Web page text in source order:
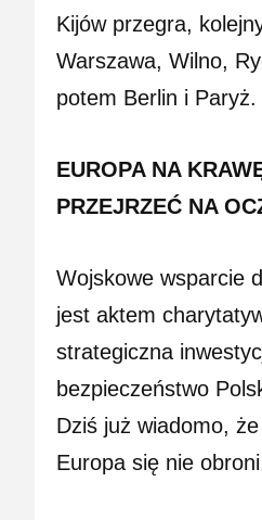
Kijów przegra,
Warszawa, Wilno,
potem Berlin i Paryż.
EUROPA NA
PRZEJRZEĆ NA
Wojskowe wsparcie
jest aktem
strategiczna
bezpieczeństwo
Dziś już wiadomo,
Europa się nie